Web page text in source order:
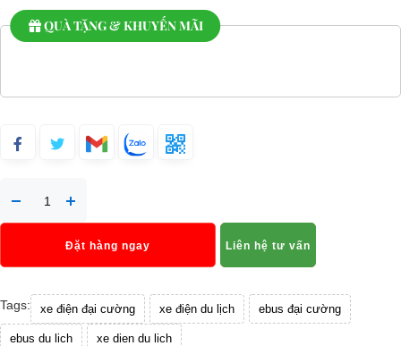
QUÀ TẶNG & KHUYẾN MÃI
Đặt hàng ngay Liên hệ tư vấn
Tags: xe điện đại cường xe điện du lịch ebus đại cường
ebus du lich xe dien du lich